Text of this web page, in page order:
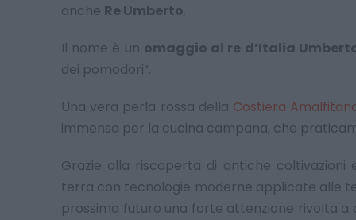
anche Re Umberto.
Il nome è un omaggio al re d’Italia
dei pomodori”.
Una vera perla rossa della Costiera
immenso per la cucina campana, che
Grazie alla riscoperta di antiche
terra con tecnologie moderne applicate alle
prossimo futuro una forte attenzione rivolta